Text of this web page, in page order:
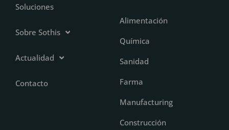
Soluciones
Sobre Sothis
Actualidad
Contacto
Alimentación
Química
Sanidad
Farma
Manufacturing
Construcción